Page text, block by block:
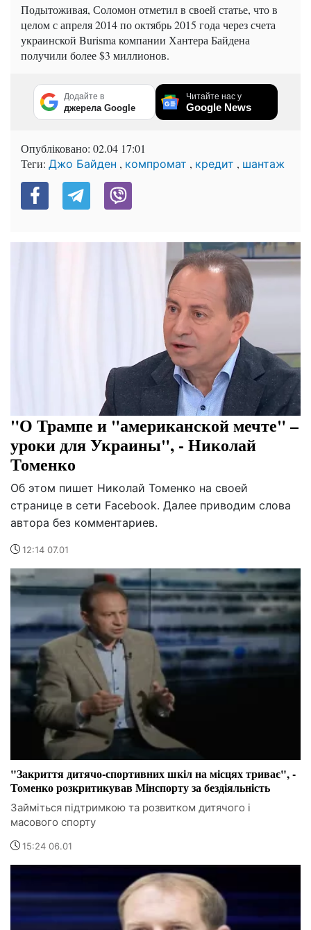
Подытоживая, Соломон отметил в своей статье, что в
целом с апреля 2014 по октябрь 2015 года через счета
украинской Burisma компании Хантера Байдена
получили более $3 миллионов.
Додайте в
джерела Google
Читайте нас у
Google News
Опубліковано: 02.04 17:01
Теги: Джо Байден , компромат , кредит , шантаж
"О Трампе и "американской мечте" –
уроки для Украины", - Николай
Томенко
Об этом пишет Николай Томенко на своей
странице в сети Facebook. Далее приводим слова
автора без комментариев.
12:14 07.01
"Закриття дитячо-спортивних шкіл на місцях триває", -
Томенко розкритикував Мінспорту за бездіяльність
Займіться підтримкою та розвитком дитячого і
масового спорту
15:24 06.01